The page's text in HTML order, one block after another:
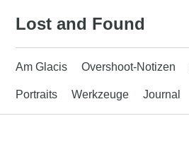
Lost and Found
Am Glacis Overshoot-Notizen
Portraits Werkzeuge Journal